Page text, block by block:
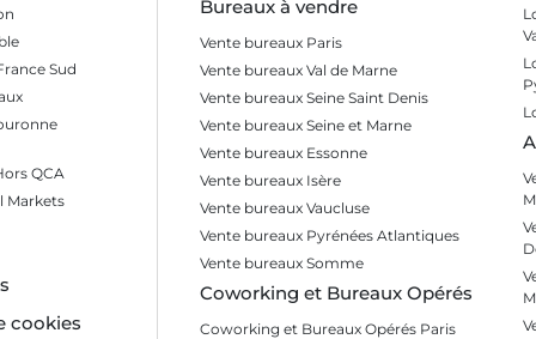
le durable
sur la ville durable, est
bureaux à Champs-
un marché aussi
connaissance fine du
Nous
Sud
QCA
Markets
cookies
Bureaux à vendre
Vente bureaux Paris
Vente bureaux Val de Marne
Vente bureaux Seine Saint Denis
Vente bureaux Seine et Marne
Vente bureaux Essonne
Vente bureaux Isère
Vente bureaux Vaucluse
Vente bureaux Pyrénées Atlantiques
Vente bureaux Somme
Coworking et Bureaux Opérés
Coworking et Bureaux Opérés Paris